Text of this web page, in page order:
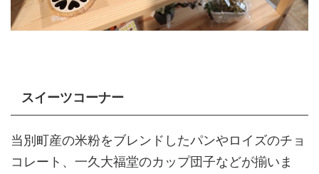
スイーツコーナー
当別町産の米粉をブレンドしたパンやロイズのチョ
コレート、一久大福堂のカップ団子などが揃いま